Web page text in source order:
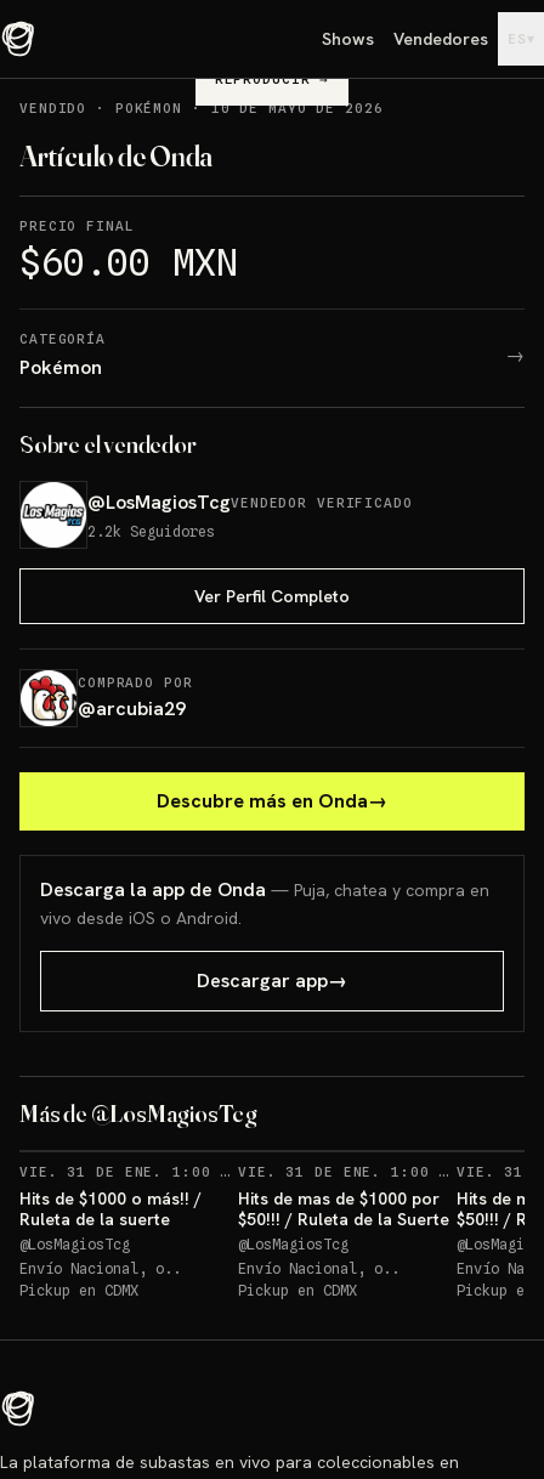
Shows Vendedores ES ▾
REPRODUCIR→
VENDIDO
· POKÉMON ·10 DE MAYO DE 2026
Artículo de Onda
PRECIO FINAL
$60.00 MXN
CATEGORÍA
Pokémon →
Sobre el vendedor
@LosMagiosTcgVENDEDOR VERIFICADO
2.2k Seguidores
Ver Perfil Completo
COMPRADO POR
@arcubia29
Descubre más en Onda→
Descarga la app de Onda — Puja, chatea y compra en
vivo desde iOS o Android.
Descargar app→
Más de @LosMagiosTcg
VIE. 31 DE ENE. 1:00 AM
Hits de $1000 o más!! /
Ruleta de la suerte
@LosMagiosTcg
Envío Nacional, o..
Pickup en CDMX
VIE. 31 DE ENE. 1:00 AM
Hits de mas de $1000 por
$50!!! / Ruleta de la Suerte
@LosMagiosTcg
Envío Nacional, o..
Pickup en CDMX
Hits de
$50!!! /
@
Envío
Pickup en
La plataforma de subastas en vivo para coleccionables en